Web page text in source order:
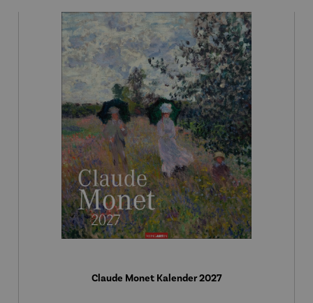
Claude Monet Kalender 2027